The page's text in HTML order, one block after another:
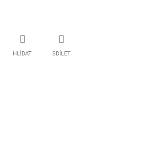
HLÍDAT SDÍLET